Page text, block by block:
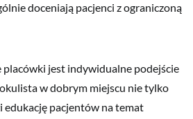
doceniają pacjenci z ograniczoną
jest indywidualne podejście
w dobrym miejscu nie tylko
edukację pacjentów na temat